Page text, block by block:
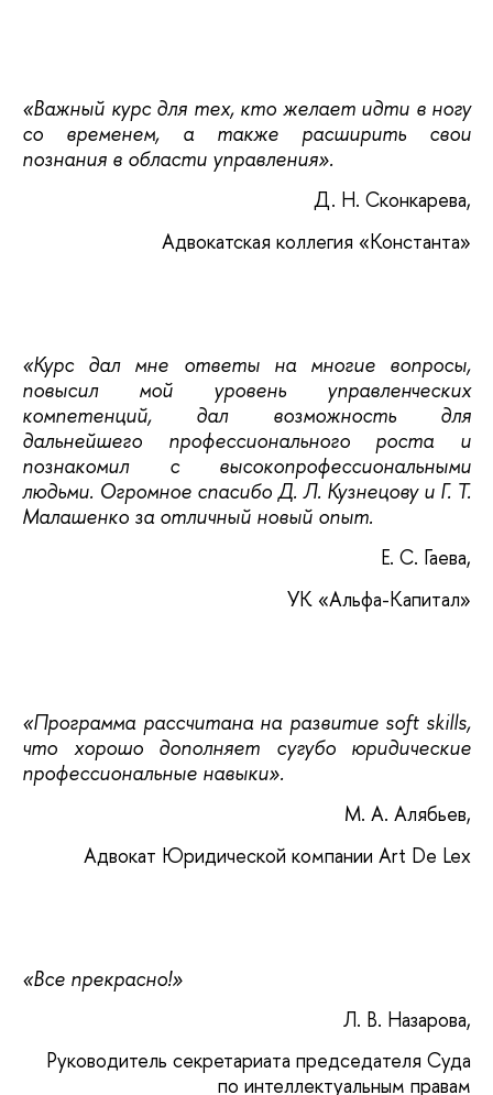
«Важный курс для тех, кто желает идти в ногу
со временем, а также расширить свои
познания в области управления».
Д. Н. Сконкарева,
Адвокатская коллегия «Константа»
«Курс дал мне ответы на многие вопросы,
повысил мой уровень управленческих
компетенций, дал возможность для
дальнейшего профессионального роста и
познакомил с высокопрофессиональными
людьми. Огромное спасибо Д. Л. Кузнецову и Г. Т.
Малашенко за отличный новый опыт.
Е. С. Гаева,
УК «Альфа-Капитал»
«Программа рассчитана на развитие soft skills,
что хорошо дополняет сугубо юридические
профессиональные навыки».
М. А. Алябьев,
Адвокат Юридической компании Art De Lex
«Все прекрасно!»
Л. В. Назарова,
Руководитель секретариата председателя Суда
по интеллектуальным правам